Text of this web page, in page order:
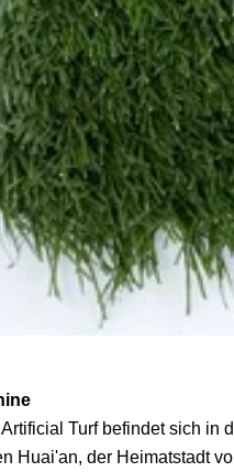
Turf befindet sich in
Huai'an, der Heimatstadt